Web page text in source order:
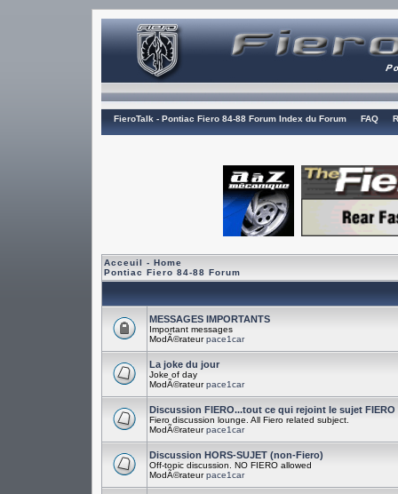
FieroTalk - Pontiac Fiero 84-88 Forum Index du Forum FAQ
Acceuil - Home
Pontiac Fiero 84-88 Forum
MESSAGES IMPORTANTS
Important messages
ModÃ©rateurpace1car
La joke du jour
Joke of day
ModÃ©rateurpace1car
Discussion FIERO...tout ce qui rejoint le sujet FIERO
Fiero discussion lounge. All Fiero related subject.
ModÃ©rateurpace1car
Discussion HORS-SUJET (non-Fiero)
Off-topic discussion. NO FIERO allowed
ModÃ©rateurpace1car